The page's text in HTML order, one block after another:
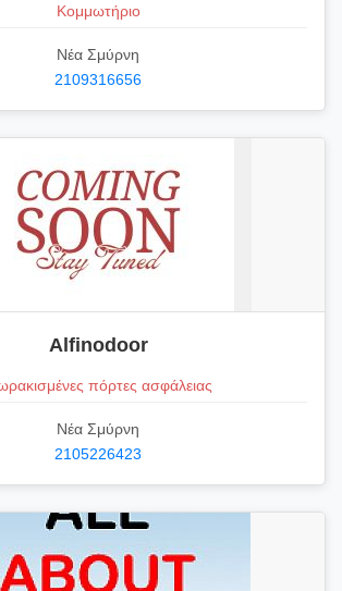
Κομμωτήριο
Νέα Σμύρνη
2109316656
Alfinodoor
πόρτες ασφάλειας
Νέα Σμύρνη
2105226423